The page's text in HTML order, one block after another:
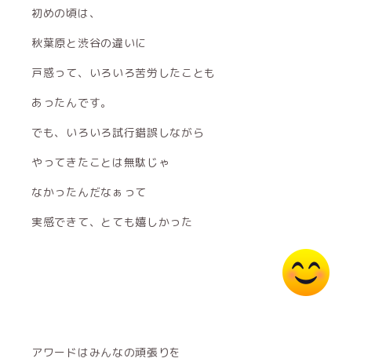
初めの頃は、
秋葉原と渋谷の違いに
戸惑って、いろいろ苦労したことも
あったんです。
でも、いろいろ試行錯誤しながら
やってきたことは無駄じゃ
なかったんだなぁって
実感できて、とても嬉しかった
アワードはみんなの頑張りを